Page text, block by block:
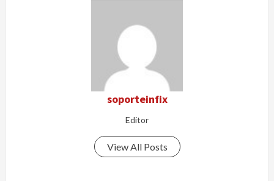
soporteinfix
Editor
View All Posts